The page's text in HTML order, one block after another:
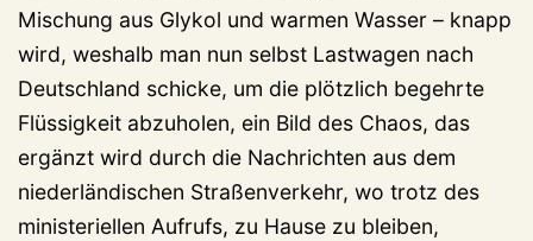
Mischung aus Glykol und warmen Wasser – knapp
wird, weshalb man nun selbst Lastwagen nach
Deutschland schicke, um die plötzlich begehrte
Flüssigkeit abzuholen, ein Bild des Chaos, das
ergänzt wird durch die Nachrichten aus dem
niederländischen Straßenverkehr, wo trotz des
ministeriellen Aufrufs, zu Hause zu bleiben,